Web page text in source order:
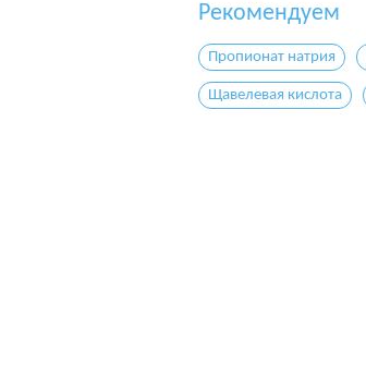
Рекомендуем
Пропионат натрия
Щавелевая кислота